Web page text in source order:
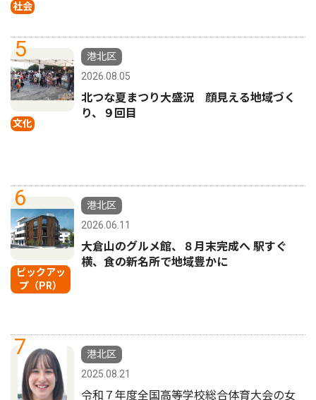
社会
5
文化
港北区
2026.08.05
北つな夏まつり大盛況 顔見える地域づく
り、９回目
6
ピックアッ
プ（PR）
港北区
2026.06.11
大倉山のグルメ館、８月末完成へ 駅すぐ
横、食の新名所で地域豊かに
7
港北区
2025.08.21
令和７年度全国高等学校総合体育大会の女